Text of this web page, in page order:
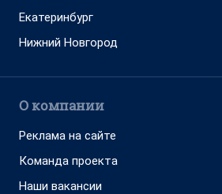
Екатеринбург
Нижний Новгород
О компании
Реклама на сайте
Команда проекта
Наши вакансии